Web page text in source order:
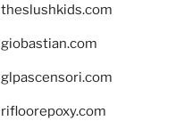
theslushkids.com
giobastian.com
glpascensori.com
rifloorepoxy.com